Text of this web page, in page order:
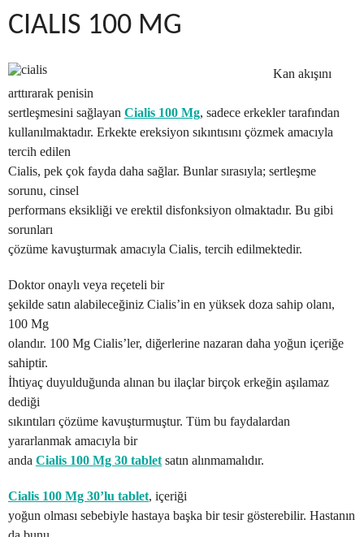
CIALIS 100 MG
Kan akışını
arttırarak penisin
sertleşmesini sağlayan Cialis 100 Mg, sadece erkekler tarafından
kullanılmaktadır. Erkekte ereksiyon sıkıntısını çözmek amacıyla
tercih edilen
Cialis, pek çok fayda daha sağlar. Bunlar sırasıyla; sertleşme
sorunu, cinsel
performans eksikliği ve erektil disfonksiyon olmaktadır. Bu gibi
sorunları
çözüme kavuşturmak amacıyla Cialis, tercih edilmektedir.
Doktor onaylı veya reçeteli bir
şekilde satın alabileceğiniz Cialis’in en yüksek doza sahip olanı,
100 Mg
olandır. 100 Mg Cialis’ler, diğerlerine nazaran daha yoğun içeriğe
sahiptir.
İhtiyaç duyulduğunda alınan bu ilaçlar birçok erkeğin aşılamaz
dediği
sıkıntıları çözüme kavuşturmuştur. Tüm bu faydalardan
yararlanmak amacıyla bir
anda Cialis 100 Mg 30 tablet satın alınmamalıdır.
Cialis 100 Mg 30’lu tablet, içeriği
yoğun olması sebebiyle hastaya başka bir tesir gösterebilir. Hastanın